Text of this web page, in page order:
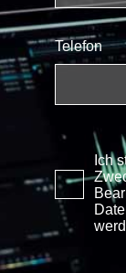
Telefon
Ich